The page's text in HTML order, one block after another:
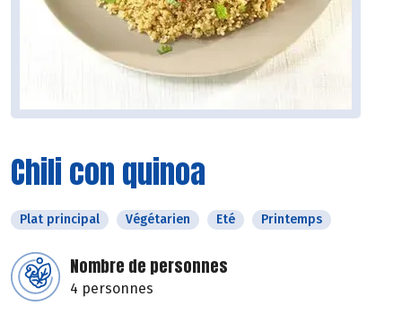
Chili con quinoa
Plat principal Végétarien Eté Printemps
Nombre de personnes
4 personnes